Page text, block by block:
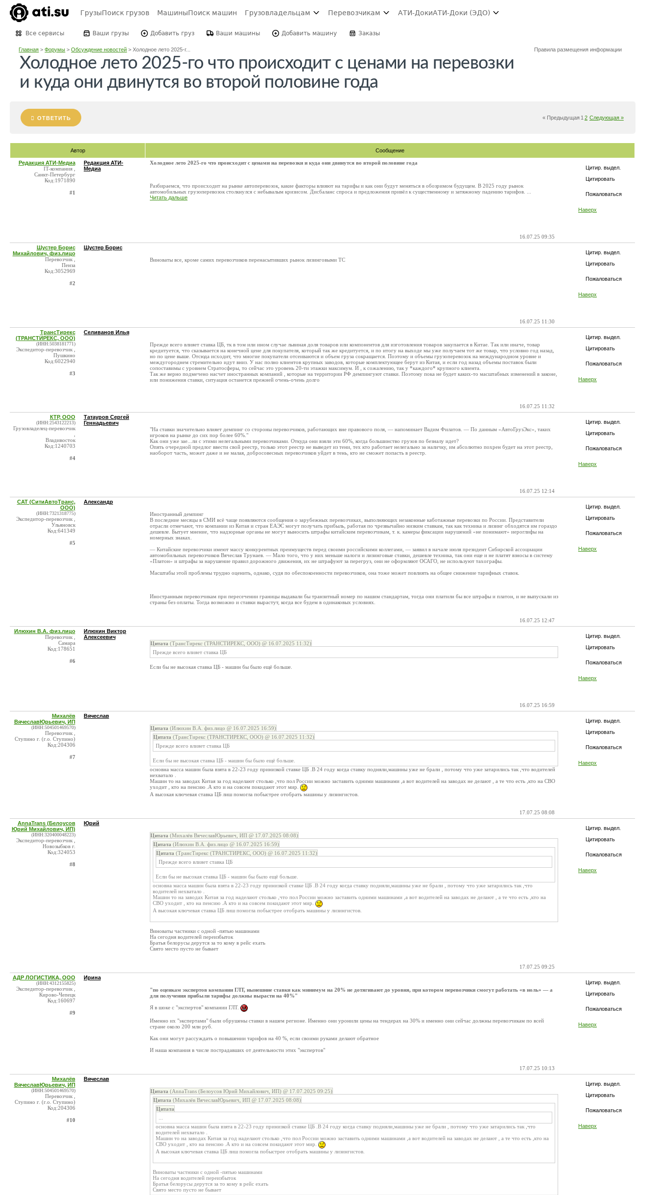
ГрузыПоиск грузов МашиныПоиск машин Грузовладельцам Перевозчикам АТИ-ДокиАТИ-Доки (ЭДО)
Все сервисы Ваши грузы Добавить груз Ваши машины Добавить машину Заказы
Главная >Форумы >Обсуждение новостей >Холодное лето 2025-г... Правила размещения информации
Холодное лето 2025-го что происходит с ценами на перевозки
и куда они двинутся во второй половине года
ОТВЕТИТЬ « Предыдущая 1 2 Следующая »
Автор Сообщение
Цитир. выдел.
Цитировать
Пожаловаться
Наверх
Редакция АТИ-Медиа
IT-компания ,
Санкт-Петербург
Код:1971890
#1
Редакция АТИ-
Медиа
Холодное лето 2025-го что происходит с ценами на перевозки и куда они двинутся во второй половине года
Разбираемся, что происходит на рынке автоперевозок, какие факторы влияют на тарифы и как они будут меняться в обозримом будущем. В 2025 году рынок
автомобильных грузоперевозок столкнулся с небывалым кризисом. Дисбаланс спроса и предложения привёл к существенному и затяжному падению тарифов. ...
Читать дальше
16.07.25 09:35
Цитир. выдел.
Цитировать
Пожаловаться
Наверх
Шустер Борис
Михайлович, физ.лицо
Перевозчик ,
Пенза
Код:3052969
#2
Шустер Борис
Виноваты все, кроме самих перевозчиков перенасытивших рынок лизинговыми ТС
16.07.25 11:30
Цитир. выдел.
Цитировать
Пожаловаться
Наверх
ТрансТирекс
(ТРАНСТИРЕКС, ООО)
(ИНН:5038181771)
Экспедитор-перевозчик ,
Пушкино
Код:6022940
#3
Селиванов Илья
Прежде всего влияет ставка ЦБ, тк в том или ином случае львиная доля товаров или компонентов для изготовления товаров закупается в Китае. Так или иначе, товар
кредитуется, что сказывается на конечной цене для покупателя, который так же кредитуется, и по итогу на выходе мы уже получаем тот же товар, что условно год назад,
но по цене выше. Отсюда исходит, что многие покупатели отсеиваются и объем груза сокращается. Поэтому и объемы грузоперевозок на международном уровне и
междугороднем стремительно идут вниз. У нас полно клиентов крупных заводов, которые комплектующее берут из Китая, и если год назад объемы поставок были
сопоставимы с уровнем Стратосферы, то сейчас это уровень 20-ти этажки максимум. И , к сожалению, так у *каждого* крупного клиента.
Так же верно подмечено насчет иностранных компаний , которые на территории РФ демпингуют ставки. Поэтому пока не будет каких-то масштабных изменений в законе,
или понижения ставки, ситуация останется прежней очень-очень долго
16.07.25 11:32
Цитир. выдел.
Цитировать
Пожаловаться
Наверх
КТР, ООО
(ИНН:2543122213)
Грузовладелец-перевозчик
Владивосток
Код:1240703
#4
Татауров Сергей
Геннадьевич
"На ставки значительно влияет демпинг со стороны перевозчиков, работающих вне правового поля, — напоминает Вадим Филатов. — По данным «АвтоГрузЭкс», таких
игроков на рынке до сих пор более 60%."
Как они уже зае...ли с этими нелегальными перевозчиками. Откуда они взяли эти 60%, когда большинство грузов по безналу идет?
Опять очередной предлог ввести свой реестр, только этот реестр не выведет из тени, тех кто работает нелегально за наличку, им абсолютно похрен будет на этот реестр,
наоборот часть, может даже и не малая, добросовесных перевозчиков уйдет в тень, кто не сможет попасть в реестр.
16.07.25 12:14
Цитир. выдел.
Цитировать
Пожаловаться
Наверх
САТ (СитиАвтоТранс,
ООО)
(ИНН:7321318775)
Экспедитор-перевозчик ,
Ульяновск
Код:641349
#5
Александр
Иностранный демпинг
В последние месяцы в СМИ всё чаще появляются сообщения о зарубежных перевозчиках, выполняющих незаконные каботажные перевозки по России. Представители
отрасли отмечают, что компании из Китая и стран ЕАЭС могут получать прибыль, работая по чрезвычайно низким ставкам, так как техника и лизинг обходятся им гораздо
дешевле. Бытует мнение, что надзорные органы не могут выносить штрафы китайским перевозчикам, т. к. камеры фиксации нарушений «не понимают» иероглифы на
номерных знаках.
— Китайские перевозчики имеют массу конкурентных преимуществ перед своими российскими коллегами, — заявил в начале июля президент Сибирской ассоциации
автомобильных перевозчиков Вячеслав Трунаев. — Мало того, что у них меньше налоги и лизинговые ставки, дешевле техника, так они еще и не платят взносы в систему
«Платон» и штрафы за нарушение правил дорожного движения, их не штрафуют за перегруз, они не оформляют ОСАГО, не используют тахографы.
Масштабы этой проблемы трудно оценить, однако, судя по обеспокоенности перевозчиков, она тоже может повлиять на общее снижение тарифных ставок.
Иностранным перевозчикам при пересечении границы выдавали бы транзитный номер по нашим стандартам, тогда они платили бы все штрафы и платон, и не выпускали из
страны без оплаты. Тогда возможно и ставки вырастут, когда все будем в одинаковых условиях.
16.07.25 12:47
Цитир. выдел.
Цитировать
Пожаловаться
Наверх
Илюхин В.А. физ.лицо
Перевозчик ,
Самара
Код:178651
#6
Илюхин Виктор
Алексеевич
Цитата (ТрансТирекс (ТРАНСТИРЕКС, ООО) @ 16.07.2025 11:32)
Прежде всего влияет ставка ЦБ
Если бы не высокая ставка ЦБ - машин бы было ещё больше.
16.07.25 16:59
Цитир. выдел.
Цитировать
Пожаловаться
Наверх
Михалёв
ВячеславЮрьевич, ИП
(ИНН:504501469570)
Перевозчик ,
Ступино г. (г.о. Ступино)
Код:204306
#7
Вячеслав
Цитата (Илюхин В.А. физ.лицо @ 16.07.2025 16:59)
Цитата (ТрансТирекс (ТРАНСТИРЕКС, ООО) @ 16.07.2025 11:32)
Прежде всего влияет ставка ЦБ
Если бы не высокая ставка ЦБ - машин бы было ещё больше.
основна масса машин была взята в 22-23 году принизкой ставке ЦБ .В 24 году когда ставку подняли,машины уже не брали , потому что уже затарились так ,что водителей
нехватало .
Машин то на заводах Китая за год наделают столько ,что пол России можно заставить одними машинами ,а вот водителей на заводах не делают , а те что есть ,кто на СВО
уходит , кто на пенсию .А кто и на совсем покидают этот мир.
А высокая ключевая ставка ЦБ лиш помогла побыстрее отобрать машины у лизингистов.
17.07.25 08:08
Цитир. выдел.
Цитировать
Пожаловаться
Наверх
AnnaTrans (Белоусов
Юрий Михайлович, ИП)
(ИНН:320400048223)
Экспедитор-перевозчик ,
Новозыбков г.
Код:324053
#8
Юрий
Цитата (Михалёв ВячеславЮрьевич, ИП @ 17.07.2025 08:08)
Цитата (Илюхин В.А. физ.лицо @ 16.07.2025 16:59)
Цитата (ТрансТирекс (ТРАНСТИРЕКС, ООО) @ 16.07.2025 11:32)
Прежде всего влияет ставка ЦБ
Если бы не высокая ставка ЦБ - машин бы было ещё больше.
основна масса машин была взята в 22-23 году принизкой ставке ЦБ .В 24 году когда ставку подняли,машины уже не брали , потому что уже затарились так ,что
водителей нехватало .
Машин то на заводах Китая за год наделают столько ,что пол России можно заставить одними машинами ,а вот водителей на заводах не делают , а те что есть ,кто на
СВО уходит , кто на пенсию .А кто и на совсем покидают этот мир.
А высокая ключевая ставка ЦБ лиш помогла побыстрее отобрать машины у лизингистов.
Виноваты частники с одной -пятью машинами
На сегодня водителей переизбыток
Братья белорусы дерутся за то кому в рейс ехать
Свято место пусто не бывает
17.07.25 09:25
Цитир. выдел.
Цитировать
Пожаловаться
Наверх
АДР ЛОГИСТИКА, ООО
(ИНН:4312155825)
Экспедитор-перевозчик ,
Кирово-Чепецк
Код:160697
#9
Ирина
"по оценкам экспертов компании ГЛТ, нынешние ставки как минимум на 20% не дотягивают до уровня, при котором перевозчики смогут работать «в ноль» — а
для получения прибыли тарифы должны вырасти на 40%"
Я в шоке с "экспертов" компании ГЛТ.
Именно их "экспертами" были обрушены ставки в нашем регионе. Именно они уронили цены на тендерах на 30% и именно они сейчас должны перевозчикам по всей
стране около 200 млн руб.
Как они могут рассуждать о повышении тарифов на 40 %, если своими руками делают обратное
И наша компания в числе пострадавших от деятельности этих "экспертов"
17.07.25 10:13
Цитир. выдел.
Цитировать
Пожаловаться
Наверх
Михалёв
ВячеславЮрьевич, ИП
(ИНН:504501469570)
Перевозчик ,
Ступино г. (г.о. Ступино)
Код:204306
#10
Вячеслав
Цитата (AnnaTrans (Белоусов Юрий Михайлович, ИП) @ 17.07.2025 09:25)
Цитата (Михалёв ВячеславЮрьевич, ИП @ 17.07.2025 08:08)
Цитата
основна масса машин была взята в 22-23 году принизкой ставке ЦБ .В 24 году когда ставку подняли,машины уже не брали , потому что уже затарились так ,что
водителей нехватало .
Машин то на заводах Китая за год наделают столько ,что пол России можно заставить одними машинами ,а вот водителей на заводах не делают , а те что есть ,кто на
СВО уходит , кто на пенсию .А кто и на совсем покидают этот мир.
А высокая ключевая ставка ЦБ лиш помогла побыстрее отобрать машины у лизингистов.
Виноваты частники с одной -пятью машинами
На сегодня водителей переизбыток
Братья белорусы дерутся за то кому в рейс ехать
Свято место пусто не бывает